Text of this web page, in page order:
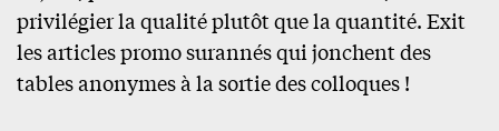
privilégier la qualité plutôt que la quantité. Exit
les articles promo surannés qui jonchent des
tables anonymes à la sortie des colloques !